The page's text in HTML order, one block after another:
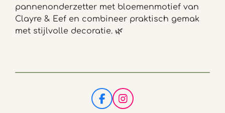
pannenonderzetter met bloemenmotief van
Clayre & Eef en combineer praktisch gemak
met stijlvolle decoratie. 🌿
F
I